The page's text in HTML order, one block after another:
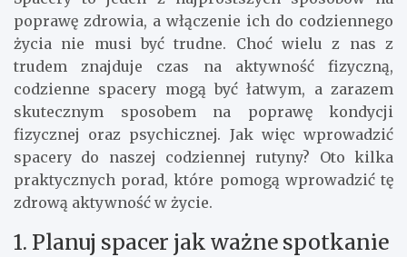
poprawę zdrowia, a włączenie ich do codziennego
życia nie musi być trudne. Choć wielu z nas z
trudem znajduje czas na aktywność fizyczną,
codzienne spacery mogą być łatwym, a zarazem
skutecznym sposobem na poprawę kondycji
fizycznej oraz psychicznej. Jak więc wprowadzić
spacery do naszej codziennej rutyny? Oto kilka
praktycznych porad, które pomogą wprowadzić tę
zdrową aktywność w życie.
1. Planuj spacer jak ważne spotkanie